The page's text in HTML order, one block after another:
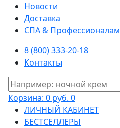
Новости
Доставка
СПА & Профессионалам
8 (800) 333-20-18
Контакты
Корзина: 0 руб. 0
ЛИЧНЫЙ КАБИНЕТ
БЕСТСЕЛЛЕРЫ